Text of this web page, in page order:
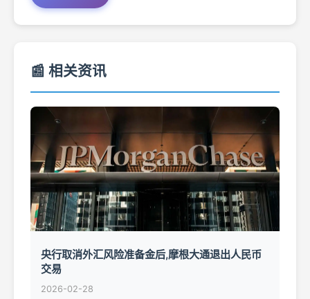
📰 相关资讯
央行取消外汇风险准备金后,摩根大通退出人民币
交易
2026-02-28